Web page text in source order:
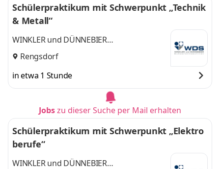
Schülerpraktikum mit Schwerpunkt „Technik
& Metall“
WINKLER und DÜNNEBIER
Süßwarenmaschinen GmbH
Rengsdorf
in etwa 1 Stunde
Jobszu dieser Suche per Mail erhalten
Schülerpraktikum mit Schwerpunkt „Elektro
berufe“
WINKLER und DÜNNEBIER